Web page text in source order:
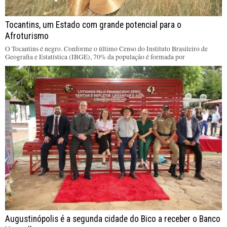
Tocantins, um Estado com grande potencial para o
Afroturismo
O Tocantins é negro. Conforme o último Censo do Instituto Brasileiro de
Geografia e Estatística (IBGE), 70% da população é formada por
Augustinópolis é a segunda cidade do Bico a receber o Banco